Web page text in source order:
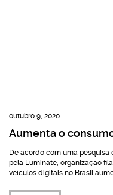
outubro 9, 2020
Aumenta o
De acordo com uma
pela Luminate, organização
veículos digitais no Brasil